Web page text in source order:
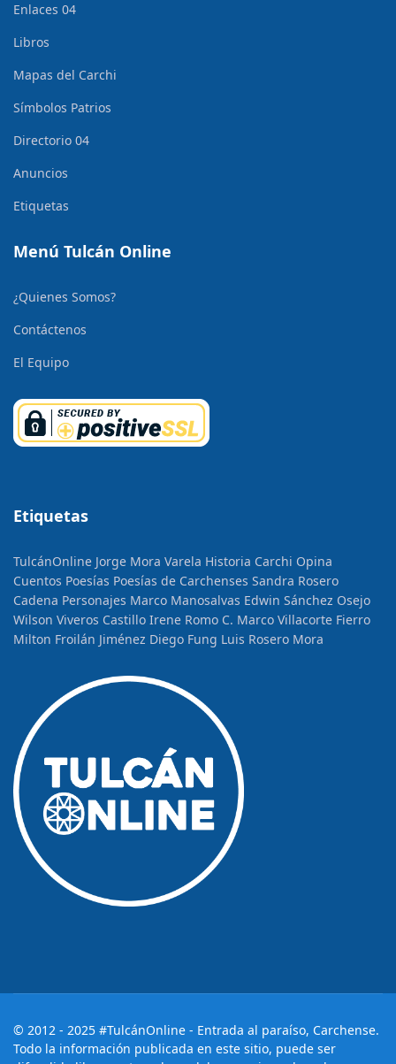
Enlaces 04
Libros
Mapas del Carchi
Símbolos Patrios
Directorio 04
Anuncios
Etiquetas
Menú Tulcán Online
¿Quienes Somos?
Contáctenos
El Equipo
Etiquetas
TulcánOnline Jorge Mora Varela Historia Carchi Opina
Cuentos Poesías Poesías de Carchenses Sandra Rosero
Cadena Personajes Marco Manosalvas Edwin Sánchez Osejo
Wilson Viveros Castillo Irene Romo C. Marco Villacorte Fierro
Milton Froilán Jiménez Diego Fung Luis Rosero Mora
© 2012 - 2025 #TulcánOnline - Entrada al paraíso, Carchense.
Todo la información publicada en este sitio, puede ser